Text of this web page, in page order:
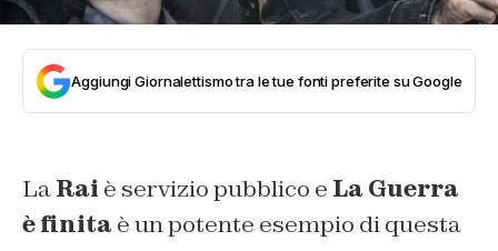
Aggiungi Giornalettismo tra le tue fonti preferite su Google
LaRai è servizio pubblico e La Guerra
è finita è un potente esempio di questa